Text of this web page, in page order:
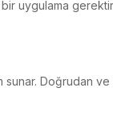
uygulama
Doğrudan